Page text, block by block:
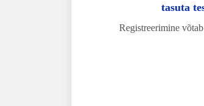
tasuta
Registreerimine